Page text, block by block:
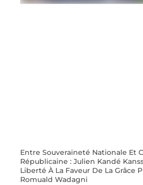
Entre Souveraineté Nationale Et
Républicaine : Julien Kandé
Liberté À La Faveur De La Grâce
Romuald Wadagni